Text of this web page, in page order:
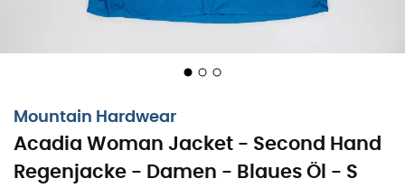
Mountain Hardwear
Acadia Woman Jacket - Second Hand
Regenjacke - Damen - Blaues Öl - S